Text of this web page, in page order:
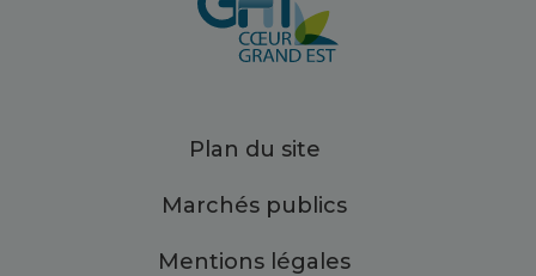
Plan du site
Marchés publics
Mentions légales